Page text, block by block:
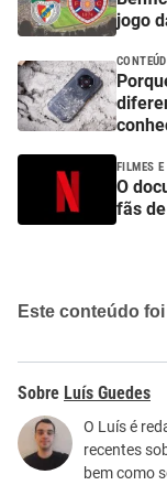
jogo
FILMES E
O
fãs
Este conteúdo
Este conteúdo
Este conteúdo
Outro
Luís Guedes
O Luís é
recentes
bem como